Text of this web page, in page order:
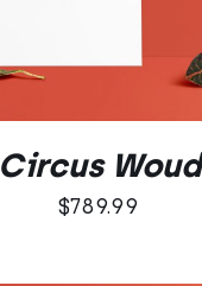
Circus Woud
$789.99